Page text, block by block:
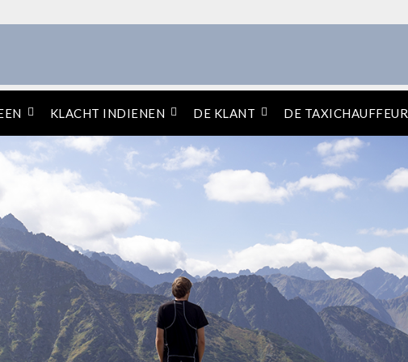
KLACHT INDIENEN DE KLANT DE TAXICHAUFFEUR